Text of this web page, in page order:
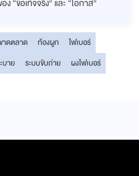
“ข้อเท็จจริง” และ “โอกาส”
าดตลาด ท้องผูก
ไฟเบอร์
บาย ระบบขับถ่าย ผงไฟเบอร์